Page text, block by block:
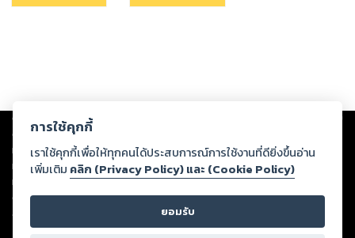
Copyright © 2026
ต่อผลงานหรือเนื้อหาใดที่อัปโหลดผ่านเว็บไซต์และปรากฏว่าละเมิดสิทธิใน
ทรัพย์สินทางปัญญาของบุคคลอื่นหรือขัดต่อกฎหมายและศีลธรรม ดังนั้น ผู้อ่าน
ทุกท่านโปรดใช้วิจารณญาณในการกลั่นกรองด้วยตนเอง และหากท่านพบว่าส่วน
หนึ่งส่วนใดขัดต่อกฎหมายและศีลธรรม กรุณาแจ้งมายังบริษัท เพื่อทีมงานจะได้
ดำเนินการในทันที ทั้งนี้ ทางสตอรี่ล็อกขอสงวนลิขสิทธิ์ตามพระราชบัญญัติ
ลิขสิทธิ์ พ.ศ. 2537 (ฉบับล่าสุด)
การใช้คุกกี้
เราใช้คุกกี้เพื่อให้ทุกคนได้ประสบการณ์การใช้งานที่ดียิ่งขึ้นอ่าน
เพิ่มเติม คลิก (Privacy Policy) และ (Cookie Policy)
ยอมรับ